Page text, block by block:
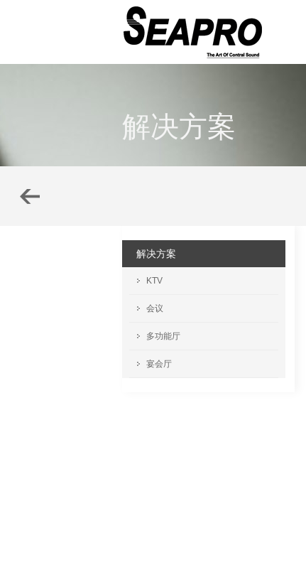
解决方案
解决方案
KTV
会议
多功能厅
宴会厅